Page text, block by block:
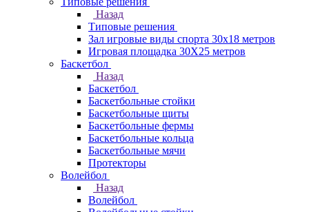
Назад
Типовые решения
Зал игровые виды спорта 30x18 метров
Игровая площадка 30Х25 метров
Баскетбол
Назад
Баскетбол
Баскетбольные стойки
Баскетбольные щиты
Баскетбольные фермы
Баскетбольные кольца
Баскетбольные мячи
Протекторы
Волейбол
Назад
Волейбол